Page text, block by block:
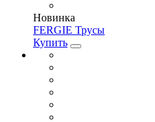
Новинка
FERGIE Трусы
Купить